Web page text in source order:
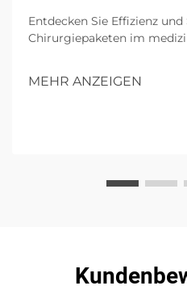
Entdecken Sie Effizienz
Chirurgiepaketen im
MEHR ANZEIGEN